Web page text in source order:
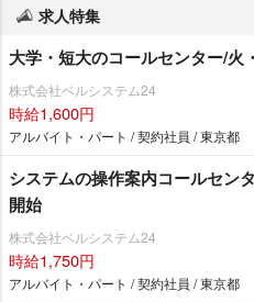
求人特集
大学・短大のコールセンター/火
株式会社ベルシステム24
時給1,600円
アルバイト・パート / 契約社員 / 東京都
システムの操作案内コールセン
開始
株式会社ベルシステム24
時給1,750円
アルバイト・パート / 契約社員 / 東京都